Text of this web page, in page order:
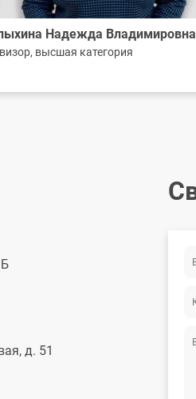
Надежда Владимировна
высшая категория
д. 51